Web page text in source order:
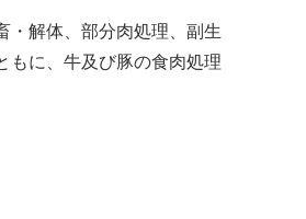
・解体、部分肉処理、副生
もに、牛及び豚の食肉処理